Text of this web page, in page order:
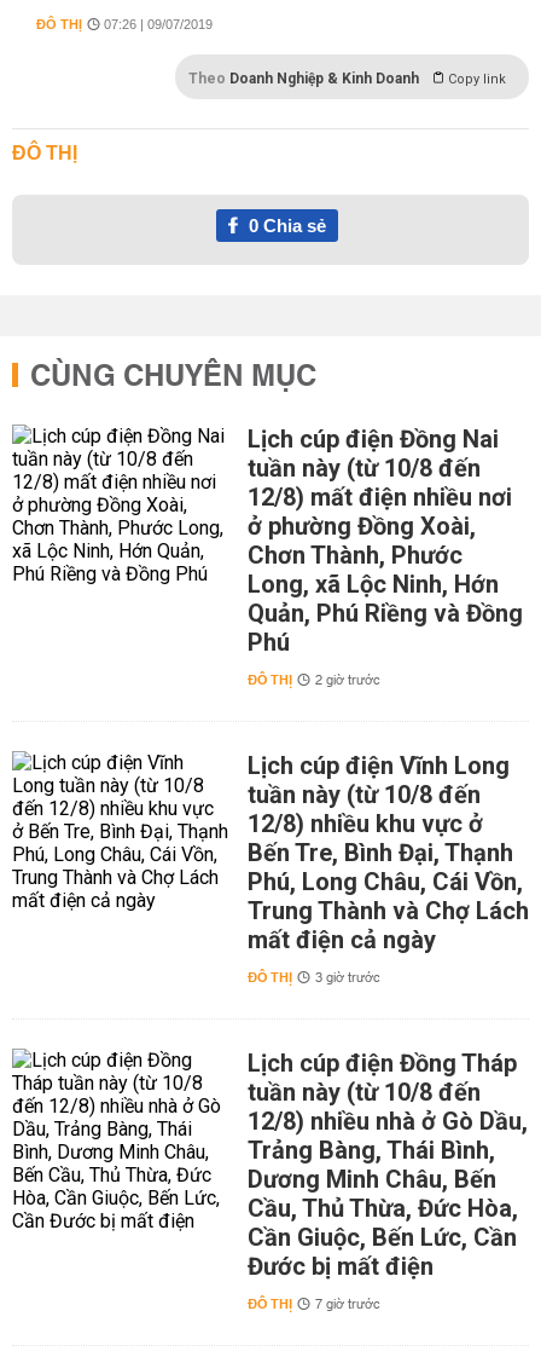
ĐÔ THỊ 07:26 | 09/07/2019
Theo Doanh Nghiệp & Kinh Doanh Copy link
ĐÔ THỊ
0Chia sẻ
CÙNG CHUYÊN MỤC
Lịch cúp điện Đồng Nai
tuần này (từ 10/8 đến
12/8) mất điện nhiều nơi
ở phường Đồng Xoài,
Chơn Thành, Phước
Long, xã Lộc Ninh, Hớn
Quản, Phú Riềng và Đồng
Phú
ĐÔ THỊ 2 giờ trước
Lịch cúp điện Vĩnh Long
tuần này (từ 10/8 đến
12/8) nhiều khu vực ở
Bến Tre, Bình Đại, Thạnh
Phú, Long Châu, Cái Vồn,
Trung Thành và Chợ Lách
mất điện cả ngày
ĐÔ THỊ 3 giờ trước
Lịch cúp điện Đồng Tháp
tuần này (từ 10/8 đến
12/8) nhiều nhà ở Gò Dầu,
Trảng Bàng, Thái Bình,
Dương Minh Châu, Bến
Cầu, Thủ Thừa, Đức Hòa,
Cần Giuộc, Bến Lức, Cần
Đước bị mất điện
ĐÔ THỊ 7 giờ trước